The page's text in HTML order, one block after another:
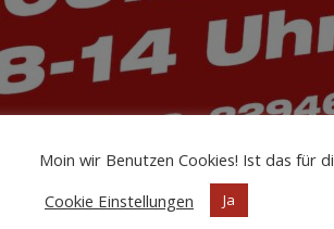
Moin wir Benutzen Cookies! Ist das für
Cookie Einstellungen
Ja